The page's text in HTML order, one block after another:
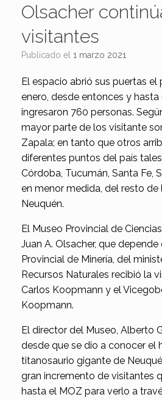
Olsacher
visitantes
Publicado el 1 marzo 2021
El espacio abrió sus puertas
enero, desde entonces y
ingresaron 760 personas.
mayor parte de los visitante
Zapala; en tanto que otros
diferentes puntos del país
Córdoba, Tucumán, Santa Fe,
en menor medida, del resto de
Neuquén.
El Museo Provincial de
Juan A. Olsacher, que
Provincial de Minería, del
Recursos Naturales recibió la
Carlos Koopmann y el
Koopmann.
El director del Museo, Alberto
desde que se dio a conocer el
titanosaurio gigante de
gran incremento de visitantes
hasta el MOZ para verlo a